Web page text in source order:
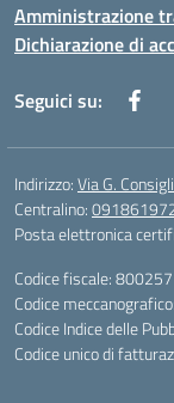
Amministrazione
Dichiarazione di
Seguici su:
Indirizzo:Via G.
Centralino:
Posta elettronica
Codice fiscale:
Codice meccanografico:
Codice Indice delle
Codice unico di